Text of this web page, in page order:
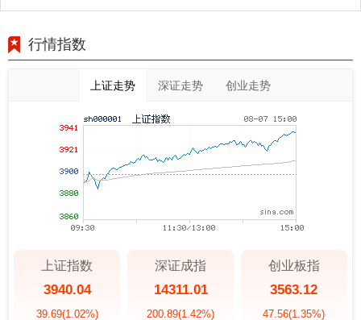
行情指数
上证走势 深证走势 创业走势
上证指数
3940.04
39.69(1.02%)
深证成指
14311.01
200.89(1.42%)
创业板指
3563.12
47.56(1.35%)